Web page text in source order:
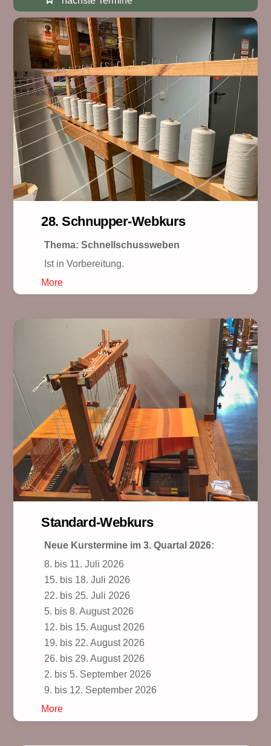
28. Schnupper-Webkurs
Thema: Schnellschussweben
Ist in Vorbereitung.
More
Standard-Webkurs
Neue Kurstermine im 3. Quartal 2026:
8. bis 11. Juli 2026
15. bis 18. Juli 2026
22. bis 25. Juli 2026
5. bis 8. August 2026
12. bis 15. August 2026
19. bis 22. August 2026
26. bis 29. August 2026
2. bis 5. September 2026
9. bis 12. September 2026
More